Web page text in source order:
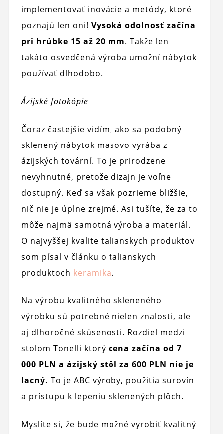
implementovať inovácie a metódy, ktoré
poznajú len oni! Vysoká odolnosť začína
pri hrúbke 15 až 20 mm. Takže len
takáto osvedčená výroba umožní nábytok
používať dlhodobo.
Ázijské fotokópie
Čoraz častejšie vidím, ako sa podobný
sklenený nábytok masovo vyrába z
ázijských tovární. To je prirodzene
nevyhnutné, pretože dizajn je voľne
dostupný. Keď sa však pozrieme bližšie,
nič nie je úplne zrejmé. Asi tušíte, že za to
môže najmä samotná výroba a materiál.
O najvyššej kvalite talianskych produktov
som písal v článku o talianskych
produktoch keramika.
Na výrobu kvalitného skleneného
výrobku sú potrebné nielen znalosti, ale
aj dlhoročné skúsenosti. Rozdiel medzi
stolom Tonelli ktorý cena začína od 7
000 PLN a ázijský stôl za 600 PLN nie je
lacný. To je ABC výroby, použitia surovín
a prístupu k lepeniu sklenených plôch.
Myslíte si, že bude možné vyrobiť kvalitný